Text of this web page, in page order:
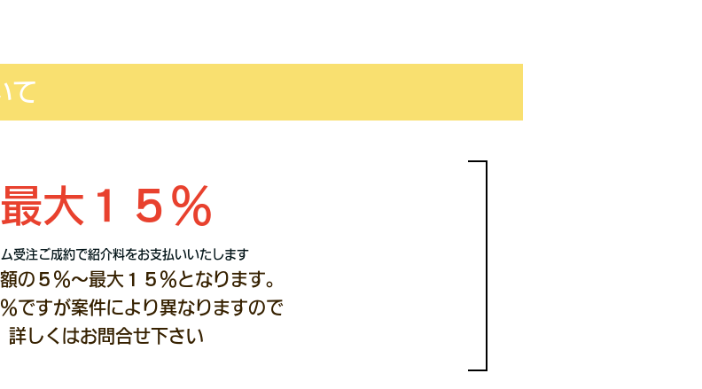
て
最大１５％
受注ご成約で紹介料をお支払いいたします
の５％～最大１５％となります。
ですが案件により異なりますので
詳しくはお問合せ下さい